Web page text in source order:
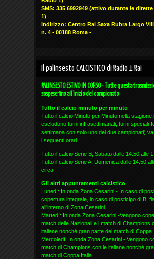
SMS: 335 6992949 (attivo durante le dirette
1)
Indirizzo: Centro Rai Saxa Rubra Largo
n. 4 - 00188 Roma -
Il palinsesto CALCISTICO di Radio 1 Rai
PALINSESTO ESTIVO IN CORSO - Tutte questa
sospese fino all'inizio del campionato
Tutto il calcio minuto per minuto
Tutto il calcio Minuto per Minuto nella stagione
escludono turni infrasettimanali, turni speciali-
settimana con solo uno dei due campionati)
i seguenti orari
Tutto il calcio Serie B, Sabato dalle 14.50 alle
Tutto il calcio Serie A, Domenica dalle 14.50
circa
Gli altri appuntamenti calcistico
Lunedì: In onda Zona Cesarini - In caso di
copertura integrale, in caso di posticipo di B,
all'interno di Zona Cesarini
Martedì: In onda Zona Cesarini -Vengono
match delle Nazionali e i match di Champions
italiane nonché gran parte dei match di Coppa
Mercoledì: In onda Zona Cesarini - Vengono
match di Champions con le italiane nonché
match di Coppa Italia